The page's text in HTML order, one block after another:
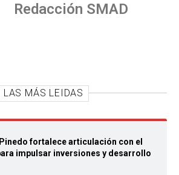
Redacción SMAD
LAS MÁS LEIDAS
fortalece articulación con el
impulsar inversiones y desarrollo